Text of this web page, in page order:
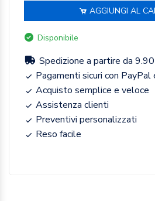
AGGIUNGI AL
Disponibile
Spedizione a partire da
Pagamenti sicuri con
Acquisto semplice e veloce
Assistenza clienti
Preventivi personalizzati
Reso facile